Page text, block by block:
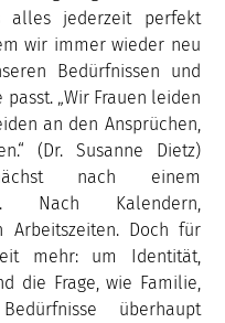
alles jederzeit perfekt
wir immer wieder neu
Bedürfnissen und
„Wir Frauen leiden
an den Ansprüchen,
(Dr. Susanne Dietz)
nach einem
Nach Kalendern,
Arbeitszeiten. Doch für
mehr: um Identität,
die Frage, wie Familie,
überhaupt